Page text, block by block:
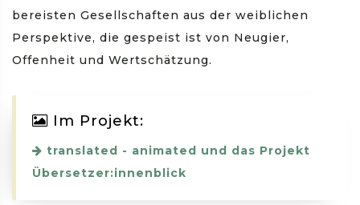
bereisten Gesellschaften aus der weiblichen
Perspektive, die gespeist ist von Neugier,
Offenheit und Wertschätzung.
Im Projekt:
translated - animated und das Projekt
Übersetzer:innenblick